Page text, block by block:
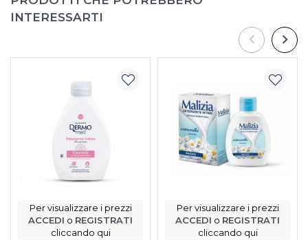
INTERESSARTI
Per visualizzare i prezzi
ACCEDI o REGISTRATI
cliccando qui
Per visualizzare i prezzi
ACCEDI o REGISTRATI
cliccando qui